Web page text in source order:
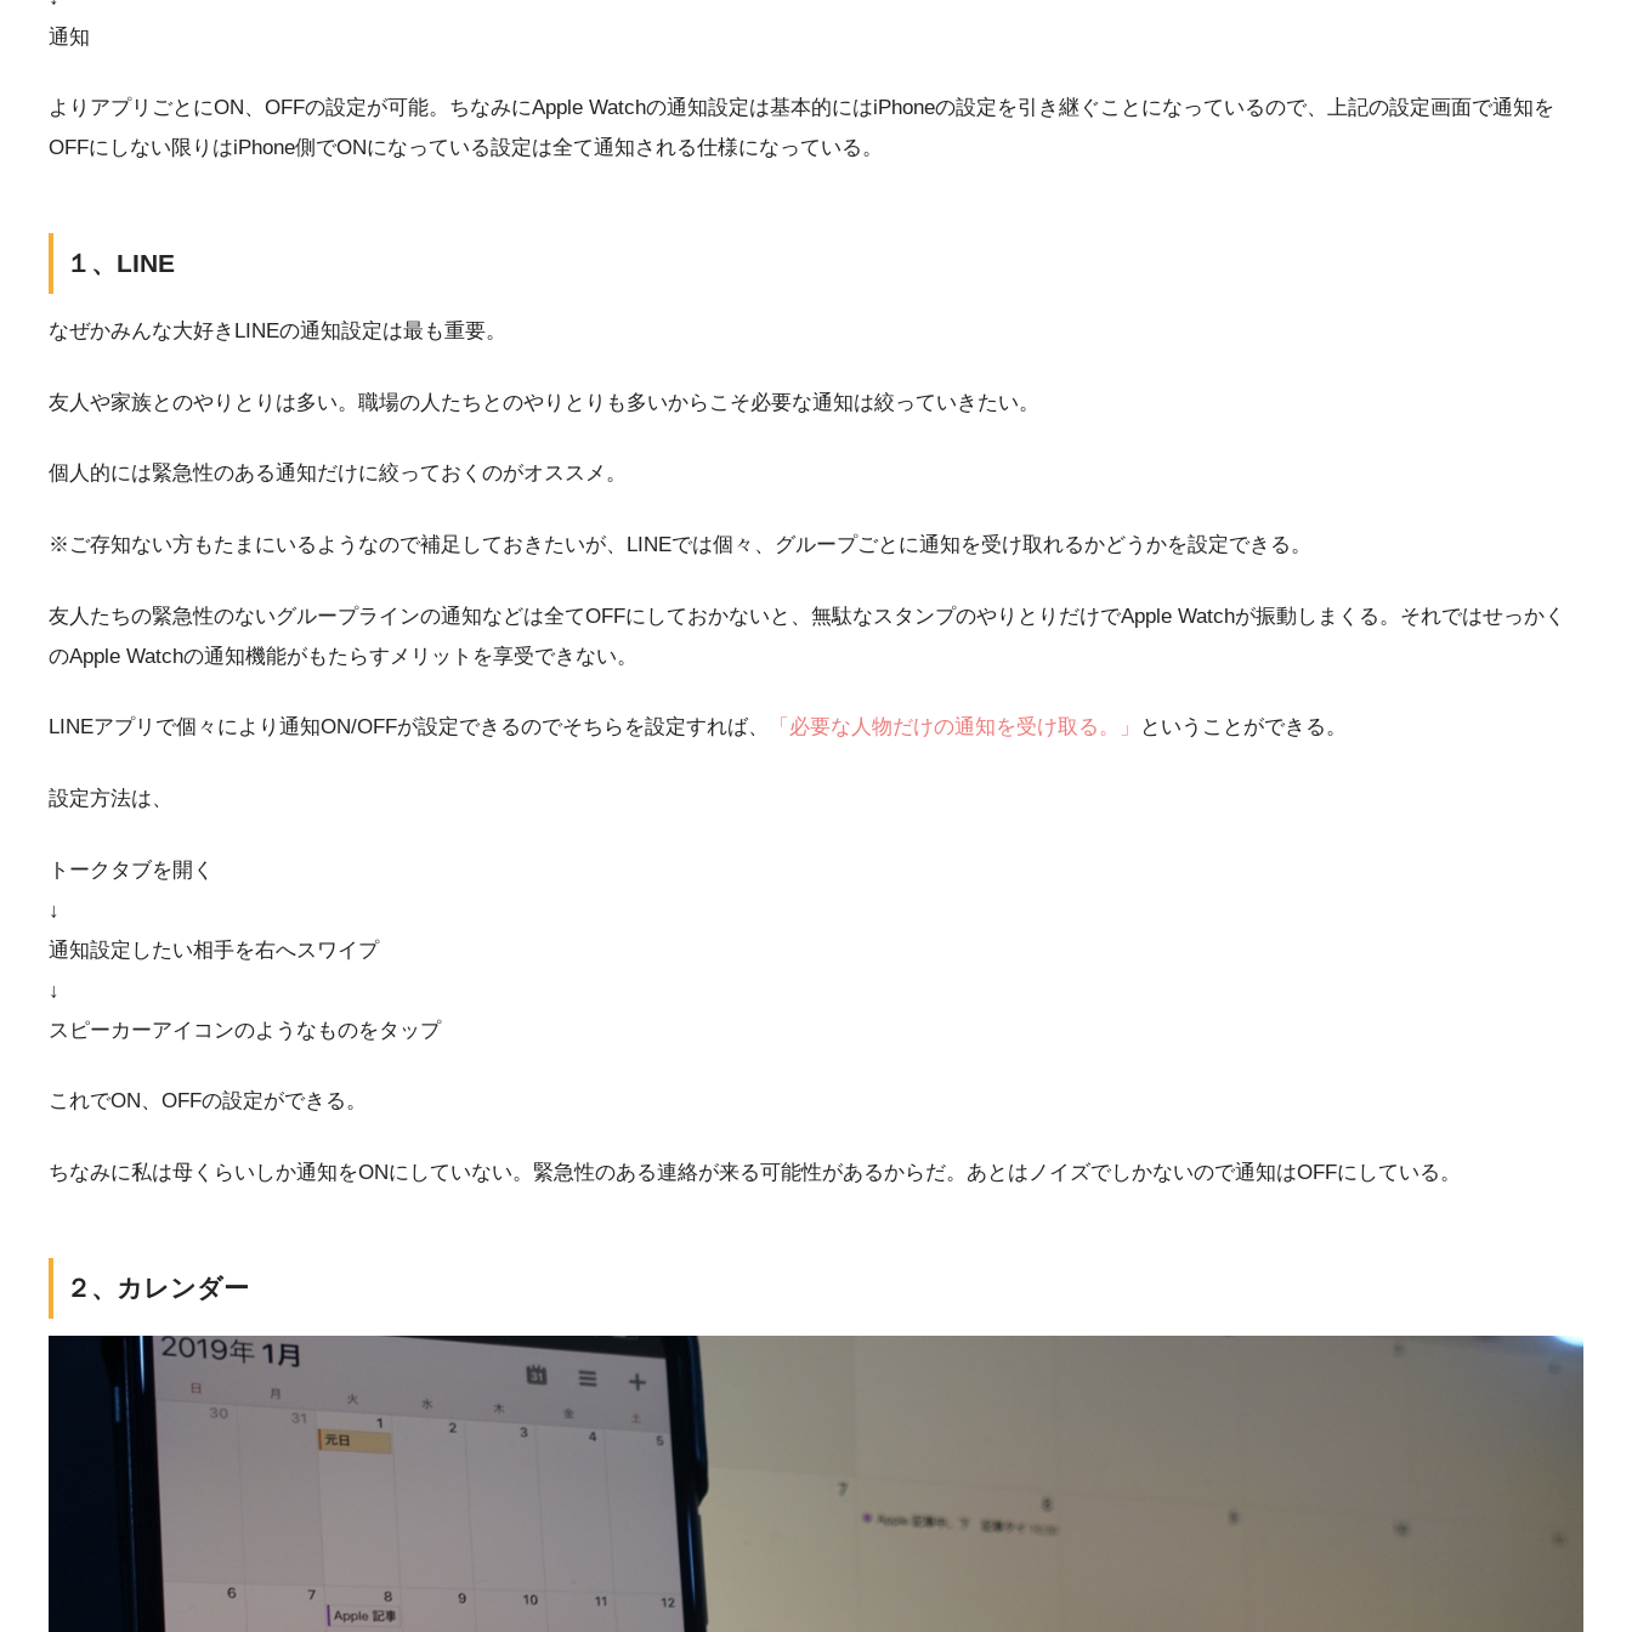
通知
よりアプリごとにON、OFFの設定が可能。ちなみにApple Watchの通知設定は基本的にはiPhoneの設定を引き継ぐことになっているので、上記の設定画面で通知を
OFFにしない限りはiPhone側でONになっている設定は全て通知される仕様になっている。
１、LINE
なぜかみんな大好きLINEの通知設定は最も重要。
友人や家族とのやりとりは多い。職場の人たちとのやりとりも多いからこそ必要な通知は絞っていきたい。
個人的には緊急性のある通知だけに絞っておくのがオススメ。
※ご存知ない方もたまにいるようなので補足しておきたいが、LINEでは個々、グループごとに通知を受け取れるかどうかを設定できる。
友人たちの緊急性のないグループラインの通知などは全てOFFにしておかないと、無駄なスタンプのやりとりだけでApple Watchが振動しまくる。それではせっかく
のApple Watchの通知機能がもたらすメリットを享受できない。
LINEアプリで個々により通知ON/OFFが設定できるのでそちらを設定すれば、 「必要な人物だけの通知を受け取る。」 ということができる。
設定方法は、
トークタブを開く
↓
通知設定したい相手を右へスワイプ
↓
スピーカーアイコンのようなものをタップ
これでON、OFFの設定ができる。
ちなみに私は母くらいしか通知をONにしていない。緊急性のある連絡が来る可能性があるからだ。あとはノイズでしかないので通知はOFFにしている。
２、カレンダー